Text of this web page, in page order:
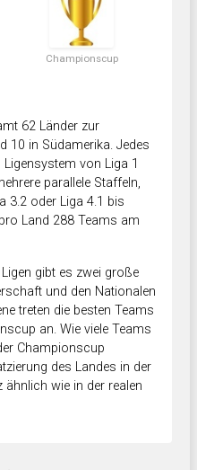
Championscup
62 Länder zur
10 in Südamerika. Jedes
von Liga 1
parallele Staffeln,
3.2 oder Liga 4.1 bis
Land 288 Teams am
gibt es zwei große
und den Nationalen
treten die besten Teams
an. Wie viele Teams
Championscup
des Landes in der
wie in der realen